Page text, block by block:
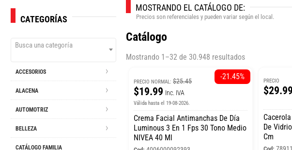
CATEGORÍAS
Busca una categoría
ACCESORIOS
ALACENA
AUTOMOTRIZ
BELLEZA
CATÁLOGO FAMILIA
MOSTRANDO EL CATÁLOGO DE:
Precios son referenciales y pueden variar según el local.
Catálogo
Mostrando 1–32 de 30.948 resultados
PRECIO NORMAL:$25.45
$19.99 Inc. IVA
Válida hasta el 19-08-2026.
Crema Facial Antimanchas De Día
Luminous 3 En 1 Fps 30 Tono Medio
NIVEA 40 Ml
-21.45% PRECIO
$29.99
De
Cm